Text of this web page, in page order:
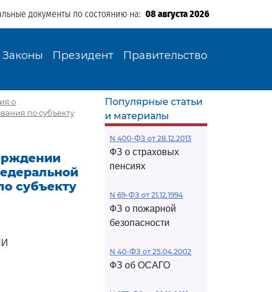
документы по состоянию на: 08 августа 2026
Законы Президент Правительство
о
по субъекту
субъекту
Популярные статьи
и материалы
N 400-ФЗ от 28.12.2013
ФЗ о страховых
пенсиях
N 69-ФЗ от 21.12.1994
ФЗ о пожарной
безопасности
N 40-ФЗ от 25.04.2002
ФЗ об ОСАГО